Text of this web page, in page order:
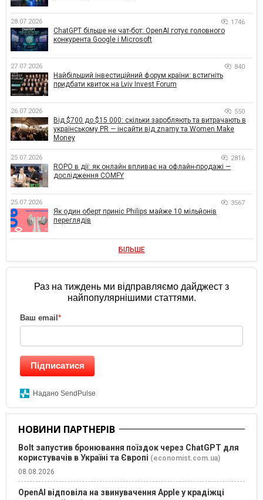
28.07.2026 1746
ChatGPT більше не чат-бот: OpenAI готує головного
конкурента Google і Microsoft
27.07.2026 840
Найбільший інвестиційний форум країни: встигніть
придбати квиток на Lviv Invest Forum
26.07.2026 550
Від $700 до $15 000: скільки заробляють та витрачають в
українському PR — інсайти від znamy та Women Make
Money
25.07.2026 2816
ROPO в дії: як онлайн впливає на офлайн-продажі —
дослідження COMFY
25.07.2026 3567
Як один оберт приніс Philips майже 10 мільйонів
переглядів
БІЛЬШЕ
Раз на тиждень ми відправляємо дайджест з
найпопулярнішими статтями.
Ваш email *
Підписатися
Надано SendPulse
НОВИНИ ПАРТНЕРІВ
Bolt запустив бронювання поїздок через ChatGPT для
користувачів в Україні та Європі (economist.com.ua)
08.08.2026
OpenAI відповіла на звинувачення Apple у крадіжці